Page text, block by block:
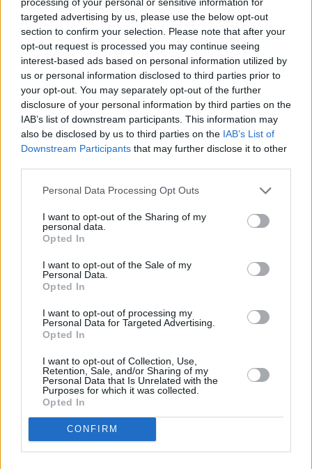
targeted advertising by us, please use the below opt-out
section to confirm your selection. Please note that after your
opt-out request is processed you may continue seeing
interest-based ads based on personal information utilized by
us or personal information disclosed to third parties prior to
your opt-out. You may separately opt-out of the further
disclosure of your personal information by third parties on the
IAB’s list of downstream participants. This information may
also be disclosed by us to third parties on the IAB’s List of
Downstream Participants that may further disclose it to other
Personal Data Processing Opt Outs
I want to opt-out of the Sharing of my
personal data.
Opted In
I want to opt-out of the Sale of my
Personal Data.
Opted In
I want to opt-out of processing my
Personal Data for Targeted Advertising.
Opted In
I want to opt-out of Collection, Use,
Retention, Sale, and/or Sharing of my
Personal Data that Is Unrelated with the
Purposes for which it was collected.
Opted In
CONFIRM